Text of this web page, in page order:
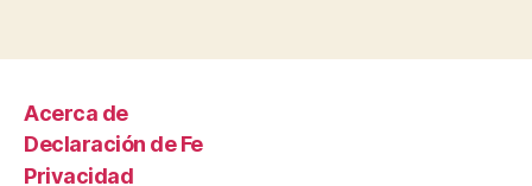
Acerca de
Declaración de Fe
Privacidad